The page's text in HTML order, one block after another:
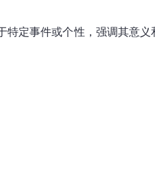
定事件或个性，强调其意